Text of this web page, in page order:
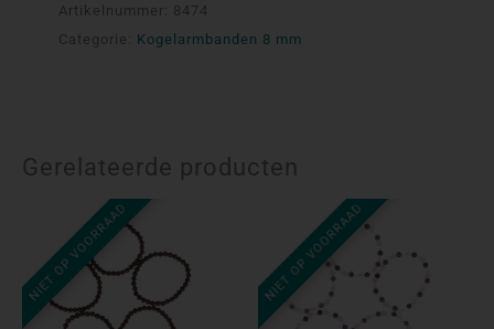
Artikelnummer: 8474
Categorie:
Kogelarmbanden 8 mm
Gerelateerde producten
NIET OP VOORRAAD NIET OP VOORRAAD